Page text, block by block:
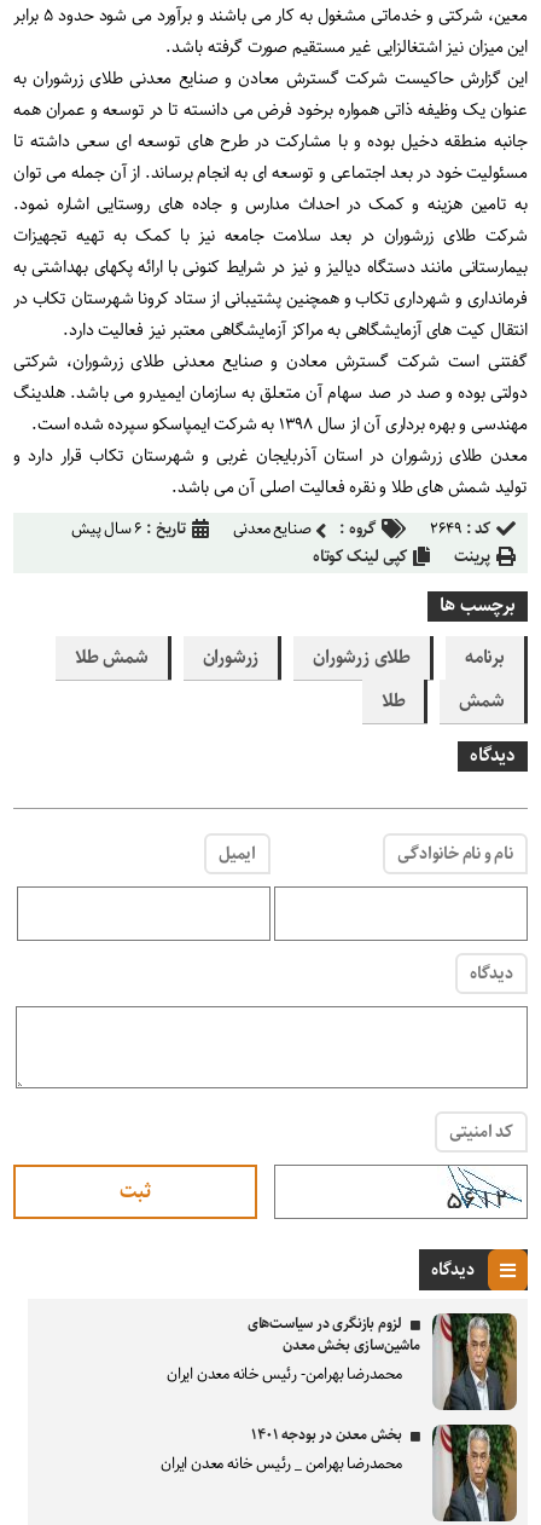
معین، شرکتی و خدماتی مشغول به کار می باشند و برآورد می شود حدود ۵ برابر
این میزان نیز اشتغالزایی غیر مستقیم صورت گرفته باشد.
این گزارش حاکیست شرکت گسترش معادن و صنایع معدنی طلای زرشوران به
عنوان یک وظیفه ذاتی همواره برخود فرض می دانسته تا در توسعه و عمران همه
جانبه منطقه دخیل بوده و با مشارکت در طرح های توسعه ای سعی داشته تا
مسئولیت خود در بعد اجتماعی و توسعه ای به انجام برساند. از آن جمله می توان
به تامین هزینه و کمک در احداث مدارس و جاده های روستایی اشاره نمود.
شرکت طلای زرشوران در بعد سلامت جامعه نیز با کمک به تهیه تجهیزات
بیمارستانی مانند دستگاه دیالیز و نیز در شرایط کنونی با ارائه پکهای بهداشتی به
فرمانداری و شهرداری تکاب و همچنین پشتیبانی از ستاد کرونا شهرستان تکاب در
انتقال کیت های آزمایشگاهی به مراکز آزمایشگاهی معتبر نیز فعالیت دارد.
گفتنی است شرکت گسترش معادن و صنایع معدنی طلای زرشوران، شرکتی
دولتی بوده و صد در صد سهام آن متعلق به سازمان ایمیدرو می باشد. هلدینگ
مهندسی و بهره برداری آن از سال ۱۳۹۸ به شرکت ایمپاسکو سپرده شده است.
معدن طلای زرشوران در استان آذربایجان غربی و شهرستان تکاب قرار دارد و
تولید شمش های طلا و نقره فعالیت اصلی آن می باشد.
کد : ۲۶۴۹ گروه : صنایع معدنی تاریخ : ۶ سال پیش
پرینت
کپی لینک کوتاه
برچسب ها
برنامه‌
طلاى زرشوران زرشوران
شمش طلا
شمش
طلا
دیدگاه
نام و نام خانوادگی ایمیل
دیدگاه
کد امنیتی
دیدگاه
لزوم بازنگری در سیاست‌های
ماشین‌سازی بخش معدن
محمدرضا بهرامن- رئیس خانه معدن ایران
بخش معدن در بودجه ۱۴۰۱
محمدرضا بهرامن _ رئیس خانه معدن ایران